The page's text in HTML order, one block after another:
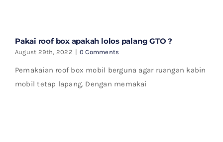
Pakai roof box apakah lolos palang GTO ?
August 29th, 2022 | 0 Comments
Pemakaian roof box mobil berguna agar ruangan kabin
mobil tetap lapang. Dengan memakai